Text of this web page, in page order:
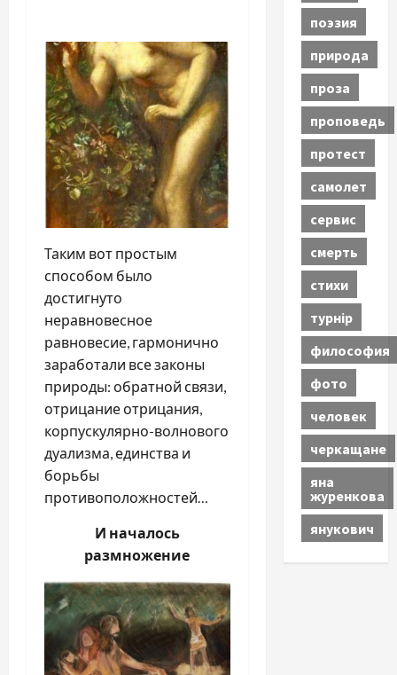
Таким вот простым
способом было
достигнуто
неравновесное
равновесие, гармонично
заработали все законы
природы: обратной связи,
отрицание отрицания,
корпускулярно-волнового
дуализма, единства и
борьбы
противоположностей…
И началось
размножение
поэзия
природа
проза
проповедь
протест
самолет
сервис
смерть
стихи
турнір
философия
фото
человек
черкащане
яна
журенкова
янукович